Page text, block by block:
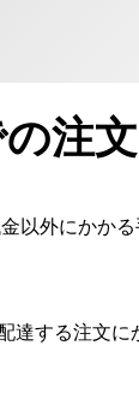
注
以外にかか
達する注文に